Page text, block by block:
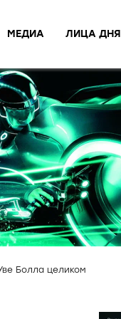
МЕДИА ЛИЦА ДНЯ
Болла целиком